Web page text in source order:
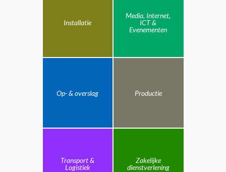
Installatie
Media, Internet,
ICT &
Evenementen
Op- & overslag Productie
Transport &
Logistiek
Zakelijke
dienstverlening